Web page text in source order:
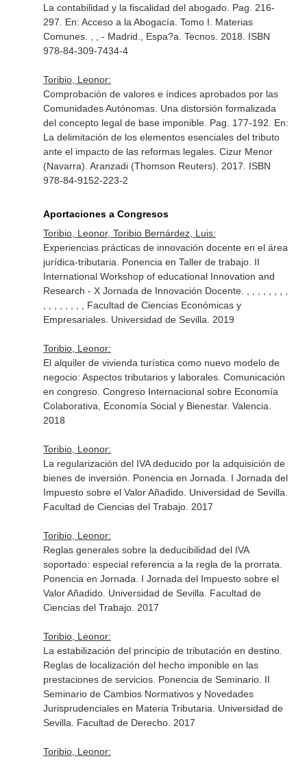
La contabilidad y la fiscalidad del abogado. Pag. 216-
297. En: Acceso a la Abogacía. Tomo I. Materias
Comunes. , , - Madrid., Espa?a. Tecnos. 2018. ISBN
978-84-309-7434-4
Toribio, Leonor:
Comprobación de valores e índices aprobados por las
Comunidades Autónomas. Una distorsión formalizada
del concepto legal de base imponible. Pag. 177-192. En:
La delimitación de los elementos esenciales del tributo
ante el impacto de las reformas legales. Cizur Menor
(Navarra). Aranzadi (Thomson Reuters). 2017. ISBN
978-84-9152-223-2
Aportaciones a Congresos
Toribio, Leonor, Toribio Bernárdez, Luis:
Experiencias prácticas de innovación docente en el área
jurídica-tributaria. Ponencia en Taller de trabajo. II
International Workshop of educational Innovation and
Research - X Jornada de Innovación Docente. , , , , , , , ,
, , , , , , , , Facultad de Ciencias Económicas y
Empresariales. Universidad de Sevilla. 2019
Toribio, Leonor:
El alquiler de vivienda turística como nuevo modelo de
negocio: Aspectos tributarios y laborales. Comunicación
en congreso. Congreso Internacional sobre Economía
Colaborativa, Economía Social y Bienestar. Valencia.
2018
Toribio, Leonor:
La regularización del IVA deducido por la adquisición de
bienes de inversión. Ponencia en Jornada. I Jornada del
Impuesto sobre el Valor Añadido. Universidad de Sevilla.
Facultad de Ciencias del Trabajo. 2017
Toribio, Leonor:
Reglas generales sobre la deducibilidad del IVA
soportado: especial referencia a la regla de la prorrata.
Ponencia en Jornada. I Jornada del Impuesto sobre el
Valor Añadido. Universidad de Sevilla. Facultad de
Ciencias del Trabajo. 2017
Toribio, Leonor:
La estabilización del principio de tributación en destino.
Reglas de localización del hecho imponible en las
prestaciones de servicios. Ponencia de Seminario. II
Seminario de Cambios Normativos y Novedades
Jurisprudenciales en Materia Tributaria. Universidad de
Sevilla. Facultad de Derecho. 2017
Toribio, Leonor: